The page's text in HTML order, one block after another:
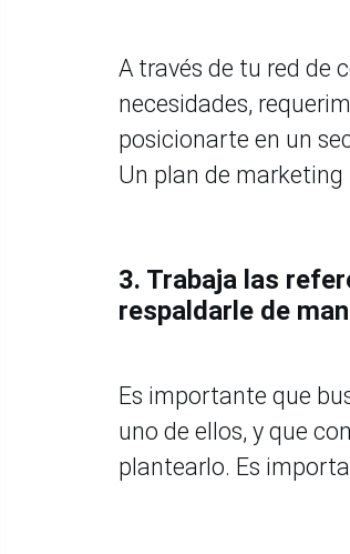
A través de tu red de
necesidades,
posicionarte en un
Un plan de
3. Trabaja las
respaldarle de
Es importante que
uno de ellos, y que
plantearlo. Es